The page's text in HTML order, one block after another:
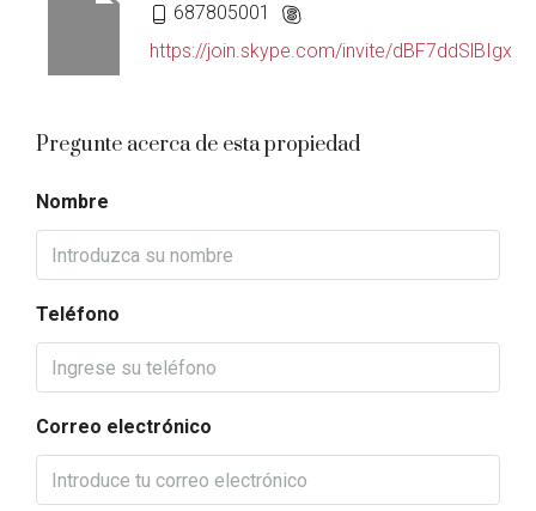
687805001
https://join.skype.com/invite/dBF7ddSlBIgx
Pregunte acerca de esta propiedad
Nombre
Teléfono
Correo electrónico